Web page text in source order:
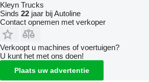
Kleyn Trucks
Sinds 22 jaar bij Autoline
Contact opnemen met verkoper
Verkoopt u machines of voertuigen?
U kunt het met ons doen!
Plaats uw advertentie